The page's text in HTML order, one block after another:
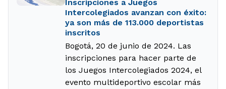
Inscripciones a Juegos
Intercolegiados avanzan con éxito:
ya son más de 113.000 deportistas
inscritos
Bogotá, 20 de junio de 2024. Las
inscripciones para hacer parte de
los Juegos Intercolegiados 2024, el
evento multideportivo escolar más